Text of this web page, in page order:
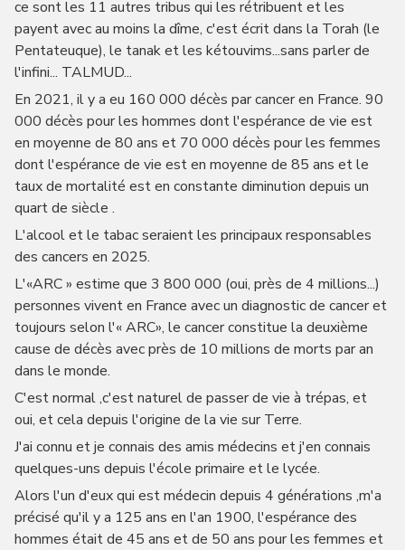
ce sont les 11 autres tribus qui les rétribuent et les
payent avec au moins la dîme, c'est écrit dans la Torah (le
Pentateuque), le tanak et les kétouvims...sans parler de
l'infini... TALMUD...
En 2021, il y a eu 160 000 décès par cancer en France. 90
000 décès pour les hommes dont l'espérance de vie est
en moyenne de 80 ans et 70 000 décès pour les femmes
dont l'espérance de vie est en moyenne de 85 ans et le
taux de mortalité est en constante diminution depuis un
quart de siècle .
L'alcool et le tabac seraient les principaux responsables
des cancers en 2025.
L'«ARC » estime que 3 800 000 (oui, près de 4 millions...)
personnes vivent en France avec un diagnostic de cancer et
toujours selon l'« ARC», le cancer constitue la deuxième
cause de décès avec près de 10 millions de morts par an
dans le monde.
C'est normal ,c'est naturel de passer de vie à trépas, et
oui, et cela depuis l'origine de la vie sur Terre.
J'ai connu et je connais des amis médecins et j'en connais
quelques-uns depuis l'école primaire et le lycée.
Alors l'un d'eux qui est médecin depuis 4 générations ,m'a
précisé qu'il y a 125 ans en l'an 1900, l'espérance des
hommes était de 45 ans et de 50 ans pour les femmes et